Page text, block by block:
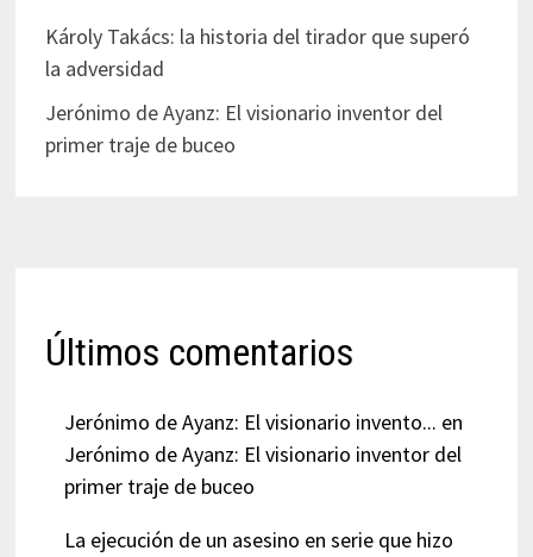
Károly Takács: la historia del tirador que superó
la adversidad
Jerónimo de Ayanz: El visionario inventor del
primer traje de buceo
Últimos comentarios
Jerónimo de Ayanz: El visionario invento... en
Jerónimo de Ayanz: El visionario inventor del
primer traje de buceo
La ejecución de un asesino en serie que hizo